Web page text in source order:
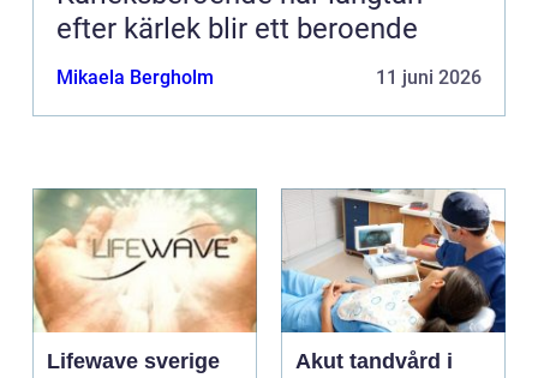
efter kärlek blir ett beroende
Mikaela Bergholm 11 juni 2026
Lifewave sverige
Akut tandvård i